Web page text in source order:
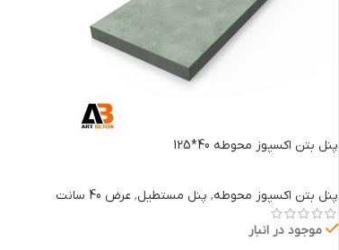
پنل بتن اکسپوز محوطه 40*125
پنل بتن اکسپوز محوطه, پنل مستطیل, عرض 40 سانت
موجود در انبار